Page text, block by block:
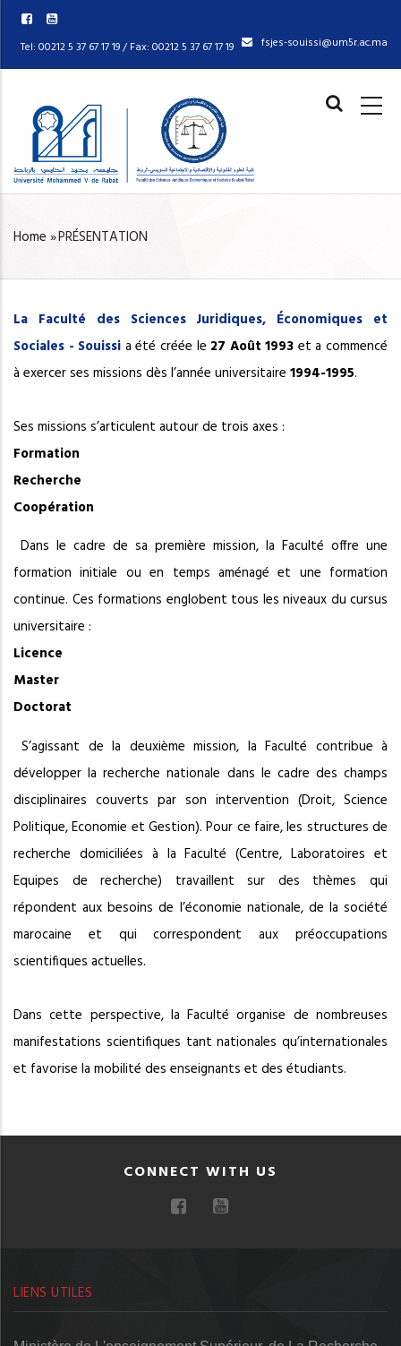
Skip
Tel: 00212 5 37 67 17 19 / Fax: 00212 5 37 67 17 19 fsjes-souissi@um5r.ac.ma
MAIN
BREADCRUMB
Home »PRÉSENTATION
La Faculté des Sciences Juridiques, Économiques et
Sociales - Souissi a été créée le 27 Août 1993 et a commencé
à exercer ses missions dès l’année universitaire 1994-1995.
Ses missions s’articulent autour de trois axes :
Formation
Recherche
Coopération
Dans le cadre de sa première mission, la Faculté offre une
formation initiale ou en temps aménagé et une formation
continue. Ces formations englobent tous les niveaux du cursus
universitaire :
Licence
Master
Doctorat
S’agissant de la deuxième mission, la Faculté contribue à
développer la recherche nationale dans le cadre des champs
disciplinaires couverts par son intervention (Droit, Science
Politique, Economie et Gestion). Pour ce faire, les structures de
recherche domiciliées à la Faculté (Centre, Laboratoires et
Equipes de recherche) travaillent sur des thèmes qui
répondent aux besoins de l’économie nationale, de la société
marocaine et qui correspondent aux préoccupations
scientifiques actuelles.
Dans cette perspective, la Faculté organise de nombreuses
manifestations scientifiques tant nationales qu’internationales
et favorise la mobilité des enseignants et des étudiants.
CONNECT WITH US
LIENS UTILES